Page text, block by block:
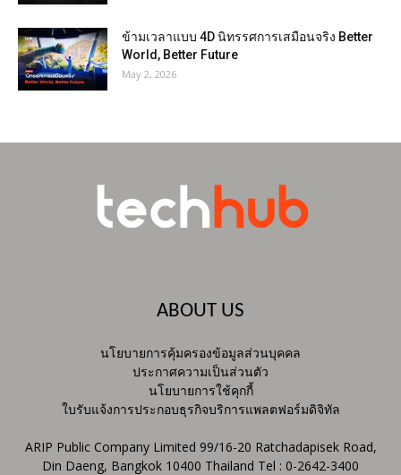
ข้ามเวลาแบบ 4D นิทรรศการเสมือนจริง Better
World, Better Future
May 2, 2026
ABOUT US
นโยบายการคุ้มครองข้อมูลส่วนบุคคล
ประกาศความเป็นส่วนตัว
นโยบายการใช้คุกกี้
ใบรับแจ้งการประกอบธุรกิจบริการแพลตฟอร์มดิจิทัล
ARIP Public Company Limited 99/16-20 Ratchadapisek Road,
Din Daeng, Bangkok 10400 Thailand Tel : 0-2642-3400